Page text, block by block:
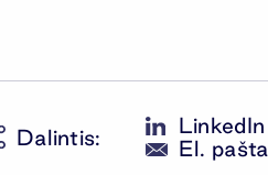
Dalintis: LinkedIn
El.